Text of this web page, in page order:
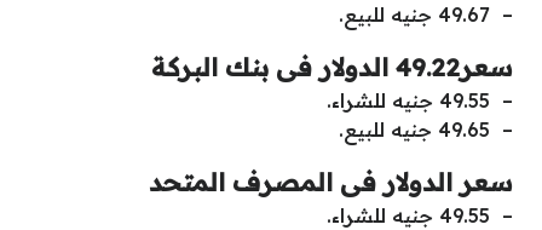
– 49.67 جنيه للبيع.
سعر49.22 الدولار فى بنك البركة
– 49.55 جنيه للشراء.
– 49.65 جنيه للبيع.
سعر الدولار فى المصرف المتحد
– 49.55 جنيه للشراء.